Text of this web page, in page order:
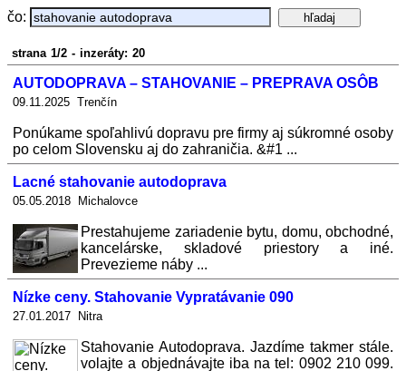
čo:
strana 1/2 - inzeráty: 20
AUTODOPRAVA – STAHOVANIE – PREPRAVA OSÔB
09.11.2025 Trenčín
Ponúkame spoľahlivú dopravu pre firmy aj súkromné osoby
po celom Slovensku aj do zahraničia. &#1 ...
Lacné stahovanie autodoprava
05.05.2018 Michalovce
Prestahujeme zariadenie bytu, domu, obchodné,
kancelárske, skladové priestory a iné.
Prevezieme náby ...
Nízke ceny. Stahovanie Vypratávanie 090
27.01.2017 Nitra
Stahovanie Autodoprava. Jazdíme takmer stále.
volajte a objednávajte iba na tel: 0902 210 099.